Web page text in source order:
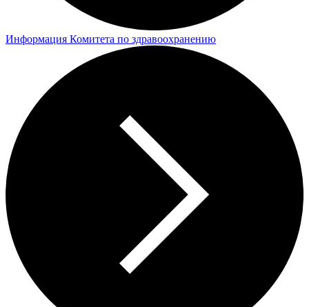
Информация Комитета по здравоохранению